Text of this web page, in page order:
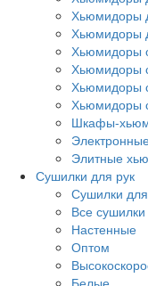
Хьюмидоры
Хьюмидоры
Хьюмидоры
Хьюмидоры
Хьюмидоры
Хьюмидоры
Шкафы-
Элитные
Сушилки для рук
Сушилки
Все
Настенные
Оптом